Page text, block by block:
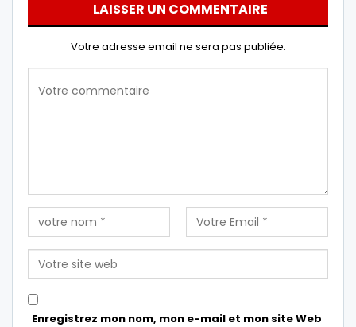
LAISSER UN COMMENTAIRE
Votre adresse email ne sera pas publiée.
Enregistrez mon nom, mon e-mail et mon site Web